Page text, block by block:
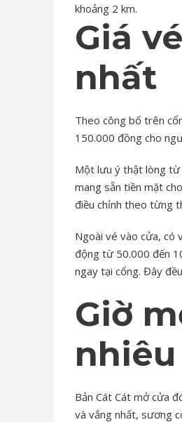
khoảng 2 km.
Giá
nhất
Theo công bố trên
150.000 đồng cho
Một lưu ý thật lòng từ
mang sẵn tiền mặt
điều chỉnh theo từng
Ngoài vé vào cửa, có
động từ 50.000 đến
ngay tại cổng. Đây
Giờ
Bản Cát Cát mở cửa
và vắng nhất, sương